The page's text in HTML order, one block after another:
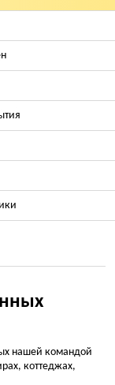
нашей командой
коттеджах,